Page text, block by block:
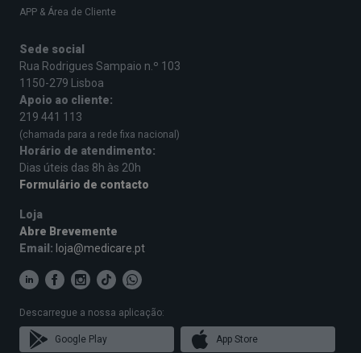
APP & Área de Cliente
Sede social
Rua Rodrigues Sampaio n.º 103
1150-279 Lisboa
Apoio ao cliente:
219 441 113
(chamada para a rede fixa nacional)
Horário de atendimento:
Dias úteis das 8h às 20h
Formulário de contacto
Loja
Abre Brevemente
Email: loja@medicare.pt
Descarregue a nossa aplicação:
Google Play App Store